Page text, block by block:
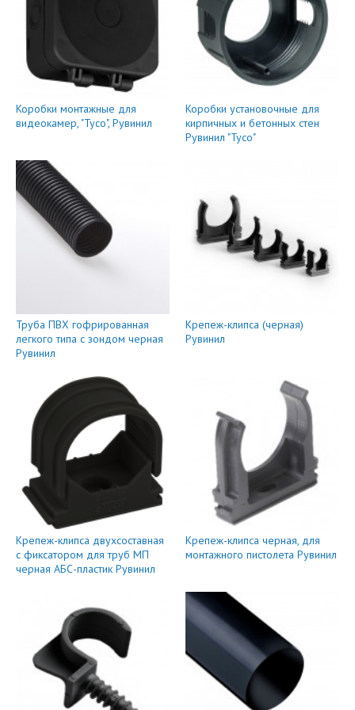
Коробки монтажные для
видеокамер, "Тусо", Рувинил
Коробки установочные для
кирпичных и бетонных стен
Рувинил "Тусо"
Труба ПВХ гофрированная
легкого типа с зондом черная
Рувинил
Крепеж-клипса (черная)
Рувинил
Крепеж-клипса двухсоставная
с фиксатором для труб МП
черная АБС-пластик Рувинил
Крепеж-клипса черная, для
монтажного пистолета Рувинил